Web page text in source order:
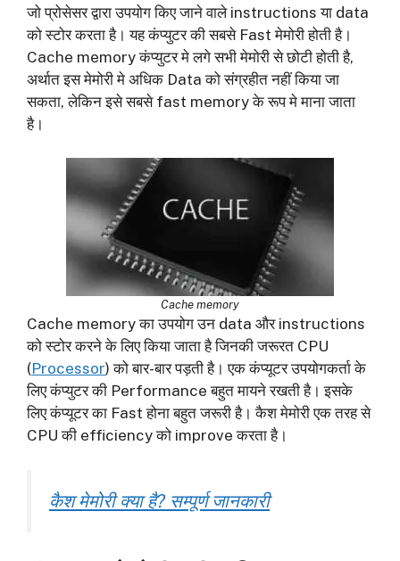
जो प्रोसेसर द्वारा उपयोग किए जाने वाले instructions या data
को स्टोर करता है। यह कंप्युटर की सबसे Fast मेमोरी होती है।
Cache memory कंप्युटर मे लगे सभी मेमोरी से छोटी होती है,
अर्थात इस मेमोरी मे अधिक Data को संग्रहीत नहीं किया जा
सकता, लेकिन इसे सबसे fast memory के रूप मे माना जाता
है।
Cache memory
Cache memory का उपयोग उन data और instructions
को स्टोर करने के लिए किया जाता है जिनकी जरूरत CPU
(Processor) को बार-बार पड़ती है। एक कंप्यूटर उपयोगकर्ता के
लिए कंप्युटर की Performance बहुत मायने रखती है। इसके
लिए कंप्यूटर का Fast होना बहुत जरूरी है। कैश मेमोरी एक तरह से
CPU की efficiency को improve करता है।
कैश मेमोरी क्या है? सम्पूर्ण जानकारी